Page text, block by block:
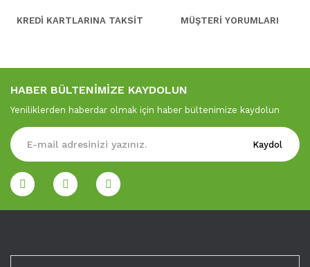
KREDİ KARTLARINA TAKSİT MÜŞTERİ YORUMLARI
HABER BÜLTENİMİZE KAYDOLUN
Yeniliklerden haberdar olmak için haber bültenimize kaydolun
Kaydol